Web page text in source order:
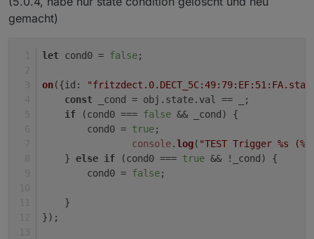
gemacht)
let cond0 = false;
on({id :
const _cond = obj. state. val
== _;
if (cond0 === false && _cond) {
        cond0 =
true;
console.log( "TEST Trigger %s
    }
else if (cond0 === true && !_cond) {
        cond0 =
false;
    }
});